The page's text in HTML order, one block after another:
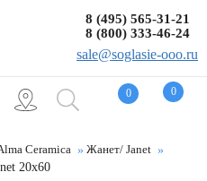
0 0
8 (495) 565-31-21
8 (800) 333-46-24
sale@soglasie-ooo.ru
Ceramica
Жанет/ Janet
20x60